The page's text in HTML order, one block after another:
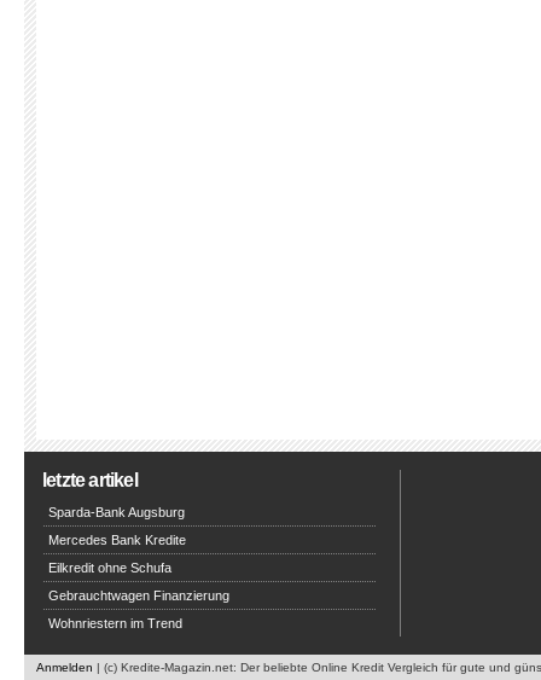
letzte artikel
Sparda-Bank Augsburg
Mercedes Bank Kredite
Eilkredit ohne Schufa
Gebrauchtwagen Finanzierung
Wohnriestern im Trend
Anmelden | (c) Kredite-Magazin.net: Der beliebte Online Kredit Vergleich für gute und